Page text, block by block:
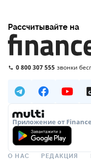
Рассчитывайте на
0 800 307 555 звонки
Приложение от
О НАС РЕДАКЦИЯ